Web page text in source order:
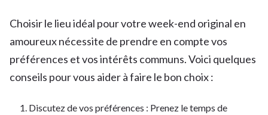
Choisir le lieu idéal pour votre week-end original en
amoureux nécessite de prendre en compte vos
préférences et vos intérêts communs. Voici quelques
conseils pour vous aider à faire le bon choix :
Discutez de vos préférences : Prenez le temps de